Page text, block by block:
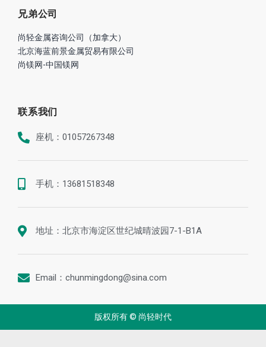
兄弟公司
尚轻金属咨询公司（加拿大）
北京海蓝前景金属贸易有限公司
尚镁网-中国镁网
联系我们
座机：01057267348
手机：13681518348
地址：北京市海淀区世纪城晴波园7-1-B1A
Email：chunmingdong@sina.com
版权所有 © 尚轻时代